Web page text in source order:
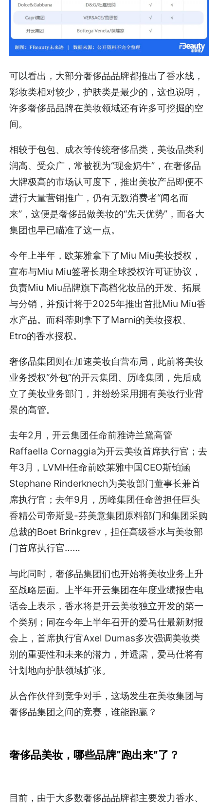
可以看出，大部分奢侈品品牌都推出了香水线，
彩妆类相对较少，护肤类是最少的，这也说明，
许多奢侈品品牌在美妆领域还有许多可挖掘的空
间。
相较于包包、成衣等传统奢侈品类，美妆品类利
润高、受众广，常被视为“现金奶牛”，在奢侈品
大牌极高的市场认可度下，推出美妆产品即便不
进行大量营销推广，仍有无数消费者“闻名而
来”，这便是奢侈品做美妆的“先天优势”，而各大
集团也早已瞄准了这一点。
今年上半年，欧莱雅拿下了Miu Miu美妆授权，
宣布与Miu Miu签署长期全球授权许可证协议，
负责Miu Miu品牌旗下高档化妆品的开发、拓展
与分销，并预计将于2025年推出首批Miu Miu香
水产品。而科蒂则拿下了Marni的美妆授权、
Etro的香水授权。
奢侈品集团则在加速美妆自营布局，此前将美妆
业务授权“外包”的开云集团、历峰集团，先后成
立了美妆业务部门，并纷纷采用拥有美妆行业背
景的高管。
去年2月，开云集团任命前雅诗兰黛高管
Raffaella Cornaggia为开云美妆首席执行官；去
年3月，LVMH任命前欧莱雅中国CEO斯铂涵
Stephane Rinderknech为美妆部门董事长兼首
席执行官；去年9月，历峰集团任命曾担任巨头
香精公司帝斯曼-芬美意集团原料部门和集团采购
总裁的Boet Brinkgrev，担任高级香水与美妆部
门首席执行官……
与此同时，奢侈品集团们也开始将美妆业务上升
至战略层面。上半年开云集团在年度业绩报告电
话会上表示，香水将是开云美妆独立开发的第一
个类别；同在今年上半年召开的爱马仕最新财报
会上，首席执行官Axel Dumas多次强调美妆类
别的重要性和未来的潜力，并透露，爱马仕将有
计划地向护肤领域扩张。
从合作伙伴到竞争对手，这场发生在美妆集团与
奢侈品集团之间的竞赛，谁能跑赢？
奢侈品美妆，哪些品牌“跑出来”了？
目前，由于大多数奢侈品品牌都主要发力香水、